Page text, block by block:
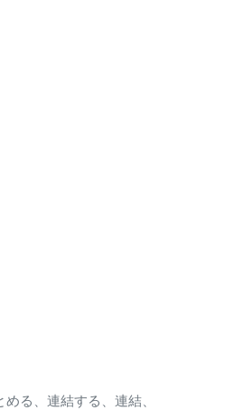
る、連結する、連結、